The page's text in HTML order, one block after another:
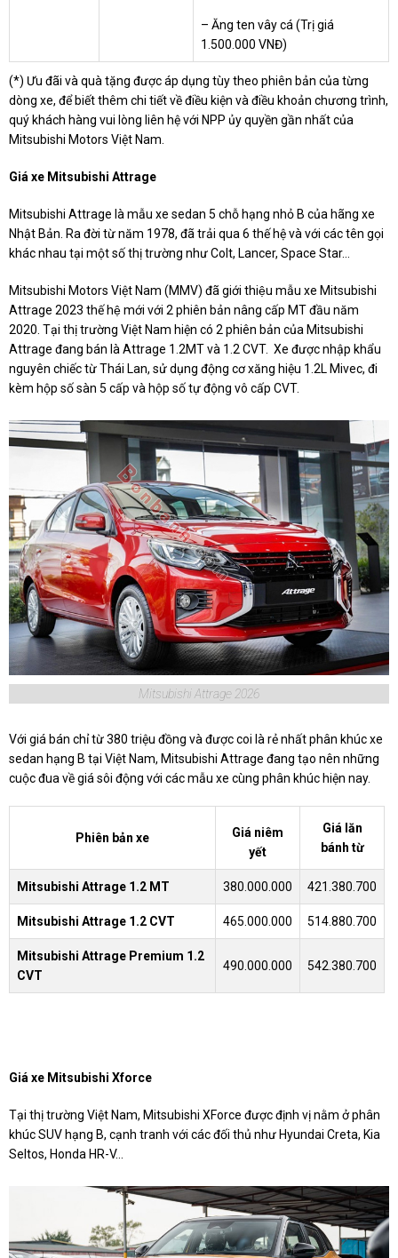
– Ăng ten vây cá (Trị giá
1.500.000 VNĐ)
(*) Ưu đãi và quà tặng được áp dụng tùy theo phiên bản của từng
dòng xe, để biết thêm chi tiết về điều kiện và điều khoản chương trình,
quý khách hàng vui lòng liên hệ với NPP ủy quyền gần nhất của
Mitsubishi Motors Việt Nam.
Giá xe Mitsubishi Attrage
Mitsubishi Attrage là mẫu xe sedan 5 chỗ hạng nhỏ B của hãng xe
Nhật Bản. Ra đời từ năm 1978, đã trải qua 6 thế hệ và với các tên gọi
khác nhau tại một số thị trường như Colt, Lancer, Space Star…
Mitsubishi Motors Việt Nam (MMV) đã giới thiệu mẫu xe Mitsubishi
Attrage 2023 thế hệ mới với 2 phiên bản nâng cấp MT đầu năm
2020. Tại thị trường Việt Nam hiện có 2 phiên bản của Mitsubishi
Attrage đang bán là Attrage 1.2MT và 1.2 CVT. Xe được nhập khẩu
nguyên chiếc từ Thái Lan, sử dụng động cơ xăng hiệu 1.2L Mivec, đi
kèm hộp số sàn 5 cấp và hộp số tự động vô cấp CVT.
Mitsubishi Attrage 2026
Với giá bán chỉ từ 380 triệu đồng và được coi là rẻ nhất phân khúc xe
sedan hạng B tại Việt Nam, Mitsubishi Attrage đang tạo nên những
cuộc đua về giá sôi động với các mẫu xe cùng phân khúc hiện nay.
Phiên bản xe
Giá niêm
yết
Giá lăn
bánh từ
Mitsubishi Attrage 1.2 MT 380.000.000 421.380.700
Mitsubishi Attrage 1.2 CVT 465.000.000 514.880.700
Mitsubishi Attrage Premium 1.2
CVT
490.000.000 542.380.700
Giá xe Mitsubishi Xforce
Tại thị trường Việt Nam, Mitsubishi XForce được định vị nằm ở phân
khúc SUV hạng B, cạnh tranh với các đối thủ như Hyundai Creta, Kia
Seltos, Honda HR-V...